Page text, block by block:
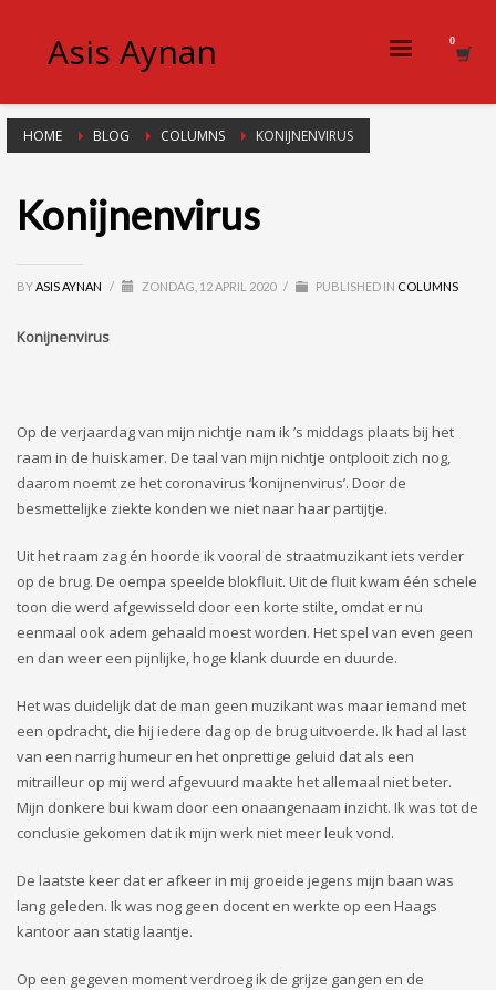
Asis Aynan
HOME BLOG COLUMNS KONIJNENVIRUS
Konijnenvirus
BYASIS AYNAN / ZONDAG, 12 APRIL 2020 / PUBLISHED IN COLUMNS
Konijnenvirus
Op de verjaardag van mijn nichtje nam ik ’s middags plaats bij het
raam in de huiskamer. De taal van mijn nichtje ontplooit zich nog,
daarom noemt ze het coronavirus ‘konijnenvirus’. Door de
besmettelijke ziekte konden we niet naar haar partijtje.
Uit het raam zag én hoorde ik vooral de straatmuzikant iets verder
op de brug. De oempa speelde blokfluit. Uit de fluit kwam één schele
toon die werd afgewisseld door een korte stilte, omdat er nu
eenmaal ook adem gehaald moest worden. Het spel van even geen
en dan weer een pijnlijke, hoge klank duurde en duurde.
Het was duidelijk dat de man geen muzikant was maar iemand met
een opdracht, die hij iedere dag op de brug uitvoerde. Ik had al last
van een narrig humeur en het onprettige geluid dat als een
mitrailleur op mij werd afgevuurd maakte het allemaal niet beter.
Mijn donkere bui kwam door een onaangenaam inzicht. Ik was tot de
conclusie gekomen dat ik mijn werk niet meer leuk vond.
De laatste keer dat er afkeer in mij groeide jegens mijn baan was
lang geleden. Ik was nog geen docent en werkte op een Haags
kantoor aan statig laantje.
Op een gegeven moment verdroeg ik de grijze gangen en de